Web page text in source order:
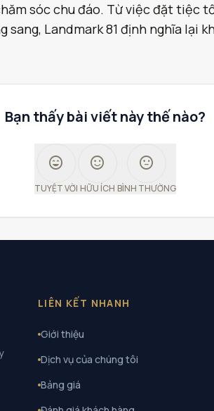
sóc chu đáo. Từ việc đặt tiệc
sang, Landmark 81 định nghĩa lại
Bạn thấy bài viết này thế nào?
sentiment_very_satisfied
TUYỆT VỜI
sentiment_satisfied
HỮU ÍCH
sentiment_neutral
BÌNH THƯỜNG
LIÊN KẾT NHANH
Giới thiệu
Dịch vụ của chúng tôi
Bảng giá